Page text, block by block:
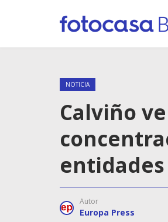
NOTICIA
Calviño
Autor
Europa Press